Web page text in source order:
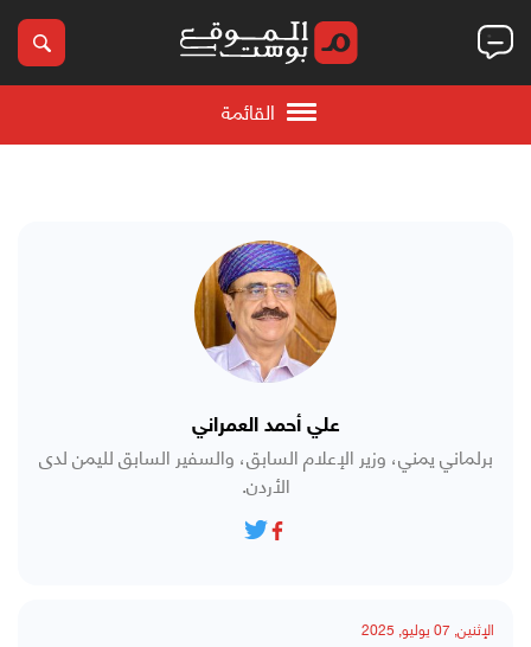
القائمة
علي أحمد العمراني
برلماني يمني، وزير الإعلام السابق، والسفير السابق لليمن لدى
الأردن.
الإثنين, 07 يوليو, 2025